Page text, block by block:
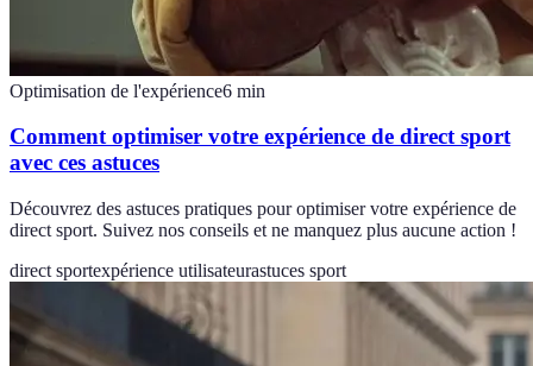
Optimisation de l'expérience6 min
Comment optimiser votre expérience de direct sport
avec ces astuces
Découvrez des astuces pratiques pour optimiser votre expérience de
direct sport. Suivez nos conseils et ne manquez plus aucune action !
direct sportexpérience utilisateurastuces sport